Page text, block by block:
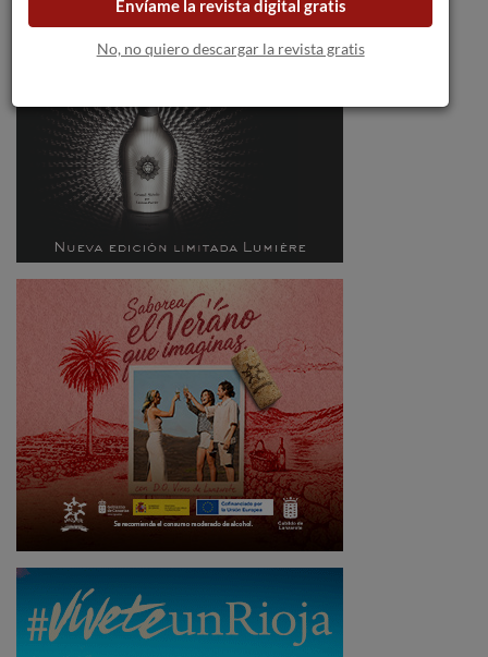
Envíame la revista digital gratis
No, no quiero descargar la revista gratis